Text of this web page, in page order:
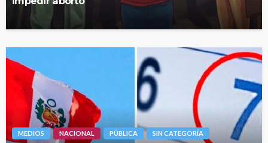
MEDIOS NACIONAL PÚBLICA SIN CATEGORÍA